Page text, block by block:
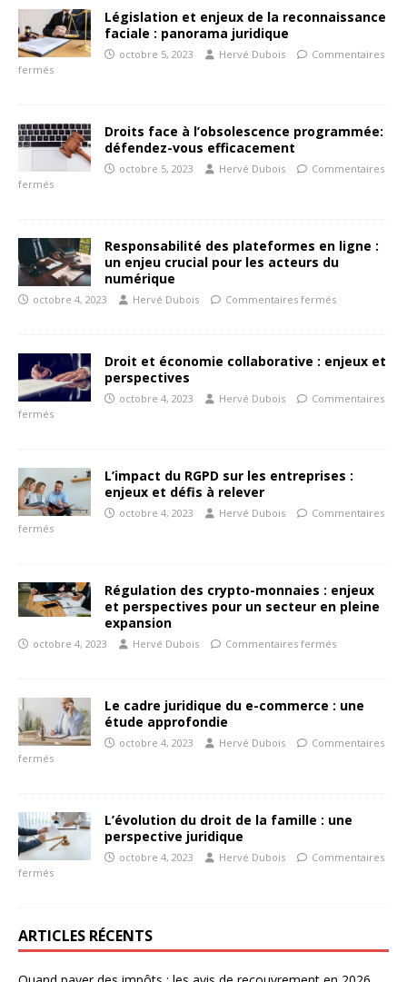
Législation et enjeux de la reconnaissance
faciale : panorama juridique
octobre 5, 2023 Hervé Dubois
Commentaires
fermés
Droits face à l’obsolescence programmée:
défendez-vous efficacement
octobre 5, 2023 Hervé Dubois
Commentaires
fermés
Responsabilité des plateformes en ligne :
un enjeu crucial pour les acteurs du
numérique
octobre 4, 2023 Hervé Dubois Commentaires fermés
Droit et économie collaborative : enjeux et
perspectives
octobre 4, 2023 Hervé Dubois
Commentaires
fermés
L’impact du RGPD sur les entreprises :
enjeux et défis à relever
octobre 4, 2023 Hervé Dubois
Commentaires
fermés
Régulation des crypto-monnaies : enjeux
et perspectives pour un secteur en pleine
expansion
octobre 4, 2023 Hervé Dubois Commentaires fermés
Le cadre juridique du e-commerce : une
étude approfondie
octobre 4, 2023 Hervé Dubois
Commentaires
fermés
L’évolution du droit de la famille : une
perspective juridique
octobre 4, 2023 Hervé Dubois
Commentaires
fermés
ARTICLES RÉCENTS